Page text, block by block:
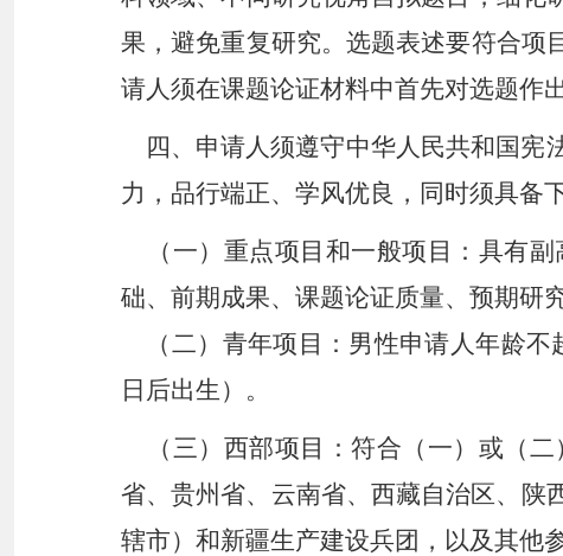
果，避免重复研究。选题表述要符合项
请人须在课题论证材料中首先对选题作
四、 申请人须遵守中华人民共和国宪
力，品行端正、学风优良，同时须具备
（一） 重点项目和一般项目：具有
础、前期成果、课题论证质量、预期研
（二） 青年项目：男性申请人年龄不
日后出生）。
（三） 西部项目：符合（一）或（
省、贵州省、云南省、西藏自治区、陕
辖市）和新疆生产建设兵团，以及其他